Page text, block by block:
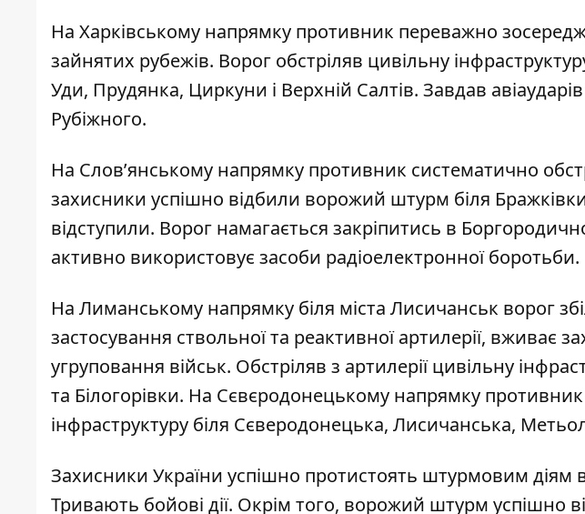
На Харківському напрямку противник переважно
зайнятих рубежів. Ворог обстріляв цивільну
Уди, Прудянка, Циркуни і Верхній Салтів. Завдав
Рубіжного.
На Слов’янському напрямку противник систематично
захисники успішно відбили ворожий штурм біля
відступили. Ворог намагається закріпитись в
активно використовує засоби радіоелектронної боротьби.
На Лиманському напрямку біля міста Лисичанськ ворог
застосування ствольної та реактивної артилерії, вживає
угруповання військ. Обстріляв з артилерії цивільну
та Білогорівки. На Сєвєродонецькому напрямку
інфраструктуру біля Сєверодонецька, Лисичанська,
Захисники України успішно протистоять штурмовим діям
Тривають бойові дії. Окрім того, ворожий штурм успішно